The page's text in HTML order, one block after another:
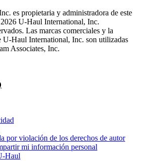
es propietaria y administradora de este
U-Haul International, Inc.
Las marcas comerciales y la
U-Haul International, Inc. son utilizadas
Associates, Inc.
por violación de los derechos de autor
mi información personal
Haul